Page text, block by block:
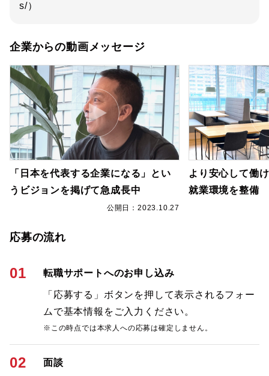
s/）
企業からの動画メッセージ
「日本を代表する企業になる」とい
うビジョンを掲げて急成長中
公開日：2023.10.27
より安心して働
就業環境を整備
応募の流れ
01 転職サポートへのお申し込み
「応募する」ボタンを押して表示されるフォー
ムで基本情報をご入力ください。
※この時点では本求人への応募は確定しません。
02 面談